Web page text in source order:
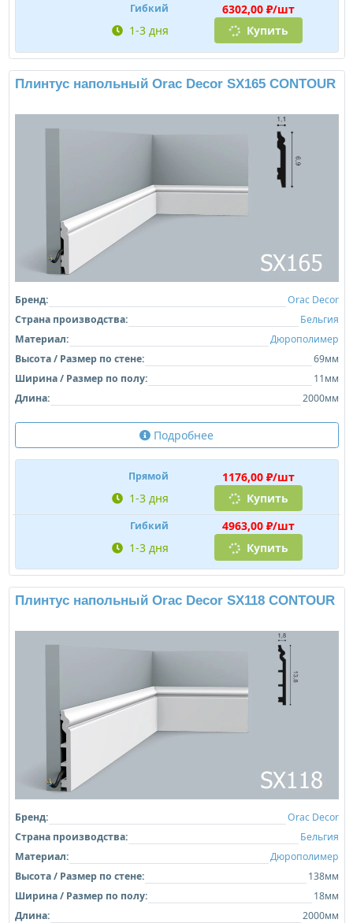
Гибкий
6302,00 ₽/шт
1-3 дня
Купить
Плинтус напольный Orac Decor SX165 CONTOUR
Бренд:
Orac Decor
Страна производства:
Бельгия
Материал:
Дюрополимер
Высота / Размер по стене:
69мм
Ширина / Размер по полу:
11мм
Длина:
2000мм
Подробнее
Прямой
1176,00 ₽/шт
1-3 дня
Купить
Гибкий
4963,00 ₽/шт
1-3 дня
Купить
Плинтус напольный Orac Decor SX118 CONTOUR
Бренд:
Orac Decor
Страна производства:
Бельгия
Материал:
Дюрополимер
Высота / Размер по стене:
138мм
Ширина / Размер по полу:
18мм
Длина:
2000мм